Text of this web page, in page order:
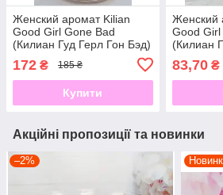
Женский аромат Kilian
Good Girl Gone Bad
(Килиан Гуд Герл Гон Бэд)
172 ₴ 185 ₴
Купити
Женский
Good
(Килиан
83,70₴
Акційні пропозиції та новинки
–2%